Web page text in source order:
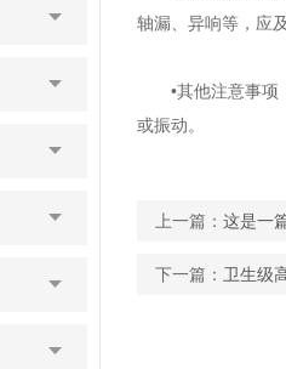
轴漏、异响等，应
‌•其他注意事项‌：
或振动‌。
上一篇： 这是一
下一篇： 卫生级